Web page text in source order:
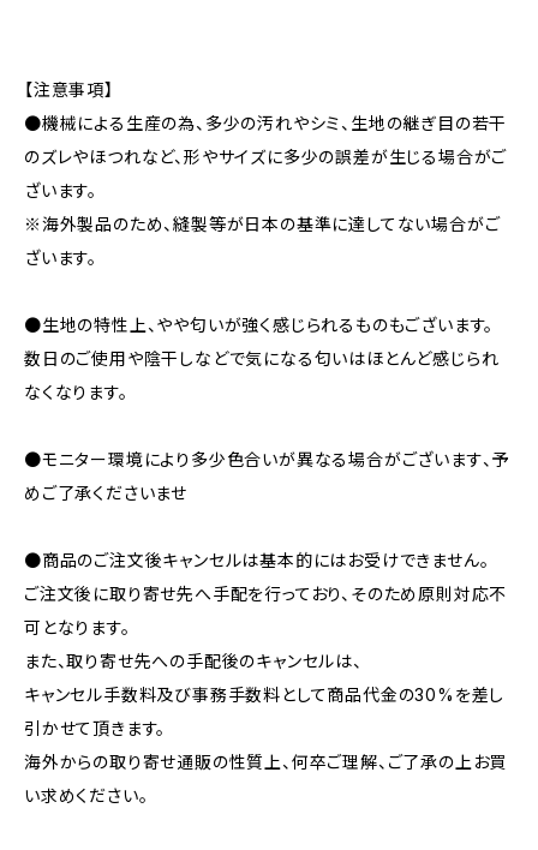
【注意事項】
●機械による生産の為、多少の汚れやシミ、生地の継ぎ目の若干
のズレやほつれなど、形やサイズに多少の誤差が生じる場合がご
ざいます。
※海外製品のため、縫製等が日本の基準に達してない場合がご
ざいます。
●生地の特性上、やや匂いが強く感じられるものもございます。
数日のご使用や陰干しなどで気になる匂いはほとんど感じられ
なくなります。
●モニター環境により多少色合いが異なる場合がございます、予
めご了承くださいませ
●商品のご注文後キャンセルは基本的にはお受けできません。
ご注文後に取り寄せ先へ手配を行っており、そのため原則対応不
可となります。
また、取り寄せ先への手配後のキャンセルは、
キャンセル手数料及び事務手数料として商品代金の30%を差し
引かせて頂きます。
海外からの取り寄せ通販の性質上、何卒ご理解、ご了承の上お買
い求めください。